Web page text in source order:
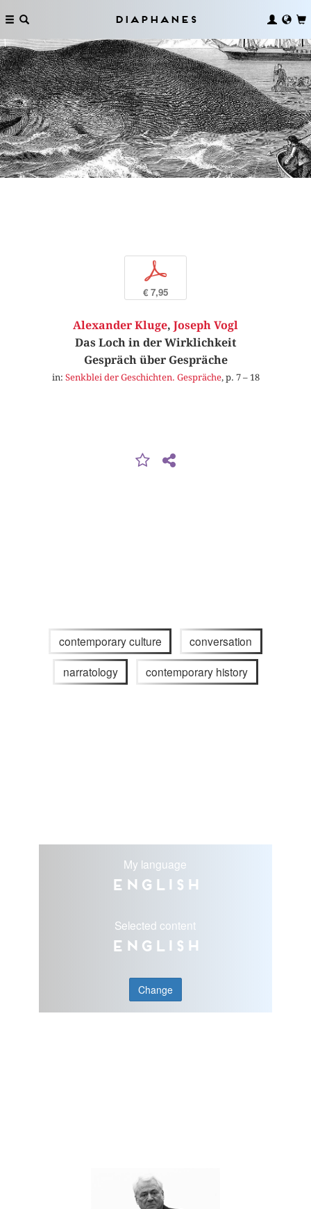
Diaphanes
p
€ 7,95
Alexander Kluge, Joseph Vogl
Das Loch in der Wirklichkeit
Gespräch über Gespräche
in: Senkblei der Geschichten. Gespräche, p. 7 – 18
contemporary culture conversation
narratology contemporary history
My language
English
Selected content
English
Change